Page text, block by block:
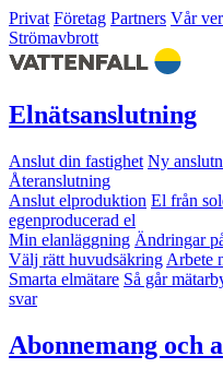
Privat Företag Partners Vår
Strömavbrott
Elnätsanslutning
Anslut din fastighet Ny
Återanslutning
Anslut elproduktion El från
egenproducerad el
Min elanläggning Ändringar
Välj rätt huvudsäkring Arbete
Smarta elmätare Så går
svar
Abonnemang och